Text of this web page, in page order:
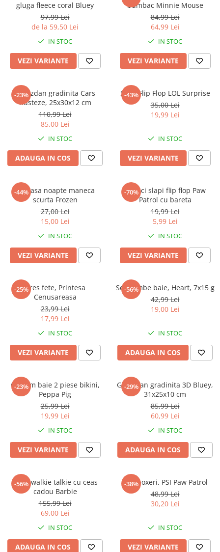
gluga fleece coral Bluey
97,99 Lei
de la 59,50 Lei
IN STOC
VEZI VARIANTE
bumbac Minnie Mouse
84,99 Lei
64,99 Lei
IN STOC
VEZI VARIANTE
-23%
Ghiozdan gradinita Cars
Rusteze, 25x30x12 cm
110,99 Lei
85,00 Lei
IN STOC
ADAUGA IN COS
-43%
Slapi Flip Flop LOL Surprise
35,00 Lei
19,99 Lei
IN STOC
VEZI VARIANTE
-44%
Camasa noapte maneca
scurta Frozen
27,00 Lei
15,00 Lei
IN STOC
VEZI VARIANTE
-70%
Papuci slapi flip flop Paw
Patrol cu bareta
19,99 Lei
5,99 Lei
IN STOC
VEZI VARIANTE
-25%Dres fete, Printesa
Cenusareasa
23,99 Lei
17,99 Lei
IN STOC
VEZI VARIANTE
-56%
Set bombe baie, Heart, 7x15 g
42,99 Lei
19,00 Lei
IN STOC
ADAUGA IN COS
-23%
Costum baie 2 piese bikini,
Peppa Pig
25,99 Lei
19,99 Lei
IN STOC
VEZI VARIANTE
-29%
Ghiozdan gradinita 3D Bluey,
31x25x10 cm
85,99 Lei
60,99 Lei
IN STOC
ADAUGA IN COS
-56%
Set 2 walkie talkie cu ceas
cadou Barbie
155,99 Lei
69,00 Lei
IN STOC
ADAUGA IN COS
-38%
Slip boxeri, PSI Paw Patrol
48,99 Lei
30,20 Lei
IN STOC
VEZI VARIANTE